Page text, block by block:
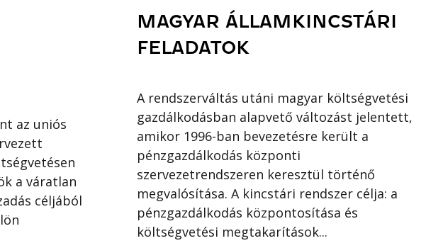
az uniós
a váratlan
céljából
MAGYAR ÁLLAMKINCSTÁRI
FELADATOK
A rendszerváltás utáni magyar költségvetési
gazdálkodásban alapvető változást jelentett,
amikor 1996-ban bevezetésre került a
pénzgazdálkodás központi
szervezetrendszeren keresztül történő
megvalósítása. A kincstári rendszer célja: a
pénzgazdálkodás központosítása és
költségvetési megtakarítások...